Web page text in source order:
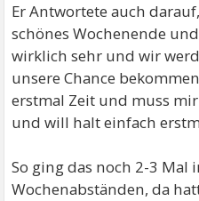
Er Antwortete auch
schönes Wochenende
wirklich sehr und wir
unsere Chance
erstmal Zeit und muss
und will halt einfach
So ging das noch 2-3 Mal
Wochenabständen, da